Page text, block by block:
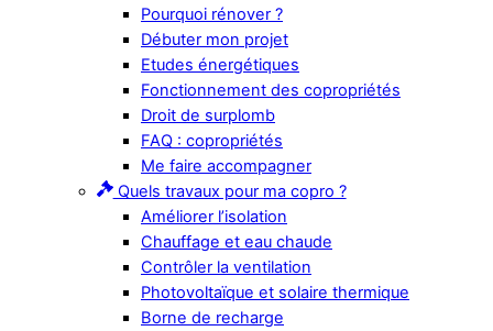
Pourquoi rénover ?
Débuter mon projet
Etudes énergétiques
Fonctionnement des copropriétés
Droit de surplomb
FAQ : copropriétés
Me faire accompagner
Quels travaux pour ma copro ?
Améliorer l’isolation
Chauffage et eau chaude
Contrôler la ventilation
Photovoltaïque et solaire thermique
Borne de recharge